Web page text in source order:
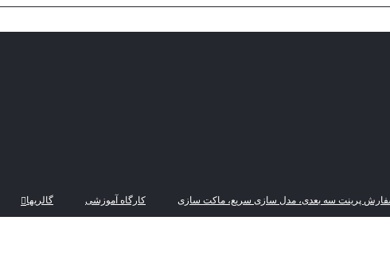
پرینت سه بعدی، مدل سازی سریع، ماکت سازی کارگاه آموزشی گالریها